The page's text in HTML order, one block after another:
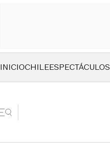
INICIOCHILEESPECTÁCULOS